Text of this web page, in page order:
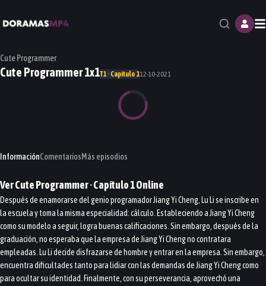
Cute Programmer
Cute Programmer 1x1T1 · Capítulo 112-10-2021
InformaciónComentariosMás episodios
VerCute Programmer· Capítulo1Online
Después de enamorarse del genio programador Jiang Yi Cheng, Lu Li se inscribe en
la escuela y toma la misma especialidad: cálculo. Estableciendo a Jiang Yi Cheng
como su modelo a seguir, logra buenas calificaciones. Sin embargo, después de la
graduación, no esperaba que la empresa de Jiang Yi Cheng no contratara
empleadas. Lu Li decide disfrazarse de hombre y entrar en la empresa. Sin embargo,
encuentra dificultades tanto para lidiar con las demandas de Jiang Yi Cheng como
para ocultar su identidad. Finalmente, con su perseverancia, aprovechó una